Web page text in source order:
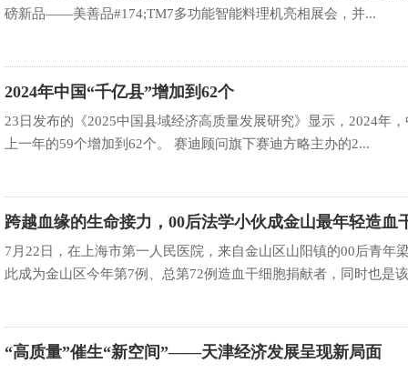
磅新品——美善品#174;TM7多功能智能料理机亮相展会，并...
2024年中国“千亿县”增加到62个
23日发布的《2025中国县域经济高质量发展研究》显示，2024年
上一年的59个增加到62个。 赛迪顾问旗下赛迪方略主办的2...
跨越血缘的生命接力，00后法学小伙成金山最年轻造血
捐献者
7月22日，在上海市第一人民医院，来自金山区山阳镇的00后青年
此成为金山区今年第7例、总第72例造血干细胞捐献者，同时也是
“高质量”催生“新空间”——天津经济发展呈现新局面